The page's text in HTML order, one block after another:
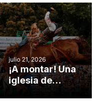
obra de Dios
durante la
Semana
ServeNC
julio 21, 2026
¡A montar! Una
iglesia de